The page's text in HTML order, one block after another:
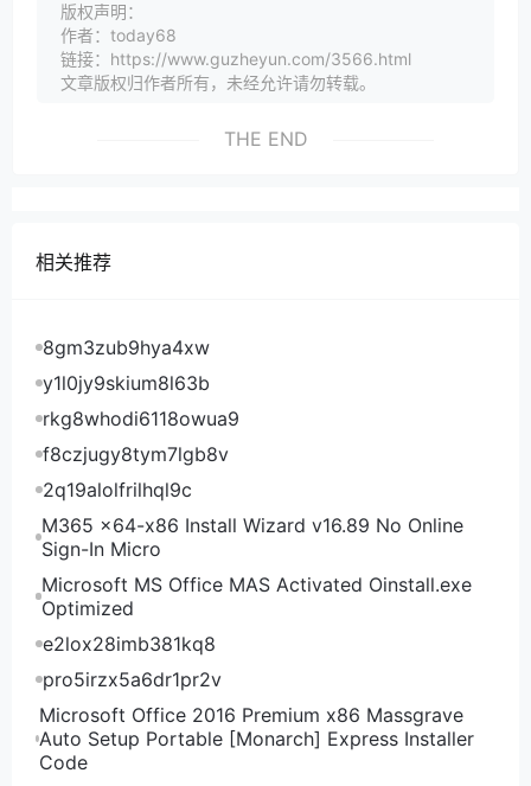
版权声明：
作者：today68
链接：https://www.guzheyun.com/3566.html
文章版权归作者所有，未经允许请勿转载。
THE END
相关推荐
8gm3zub9hya4xw
y1l0jy9skium8l63b
rkg8whodi6118owua9
f8czjugy8tym7lgb8v
2q19alolfrilhql9c
M365 x64-x86 Install Wizard v16.89 No Online
Sign-In Micro
Microsoft MS Office MAS Activated Oinstall.exe
Optimized
e2lox28imb381kq8
pro5irzx5a6dr1pr2v
Microsoft Office 2016 Premium x86 Massgrave
Auto Setup Portable [Monarch] Express Installer
Code